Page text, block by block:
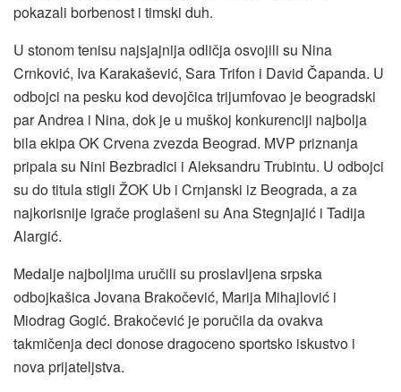
pokazali borbenost i timski duh.
U stonom tenisu najsjajnija odličja osvojili su Nina
Crnković, Iva Karakašević, Sara Trifon i David Čapanda. U
odbojci na pesku kod devojčica trijumfovao je beogradski
par Andrea i Nina, dok je u muškoj konkurenciji najbolja
bila ekipa OK Crvena zvezda Beograd. MVP priznanja
pripala su Nini Bezbradici i Aleksandru Trubintu. U odbojci
su do titula stigli ŽOK Ub i Crnjanski iz Beograda, a za
najkorisnije igrače proglašeni su Ana Stegnjajić i Tadija
Alargić.
Medalje najboljima uručili su proslavljena srpska
odbojkašica Jovana Brakočević, Marija Mihajlović i
Miodrag Gogić. Brakočević je poručila da ovakva
takmičenja deci donose dragoceno sportsko iskustvo i
nova prijateljstva.